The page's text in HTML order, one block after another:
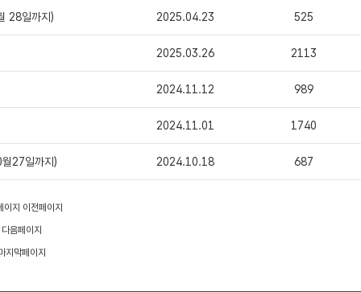
28일까지) 2025.04.23 525
2025.03.26 2113
2024.11.12 989
2024.11.01 1740
27일까지) 2024.10.18 687
이지 이전페이지
다음페이지
지막페이지